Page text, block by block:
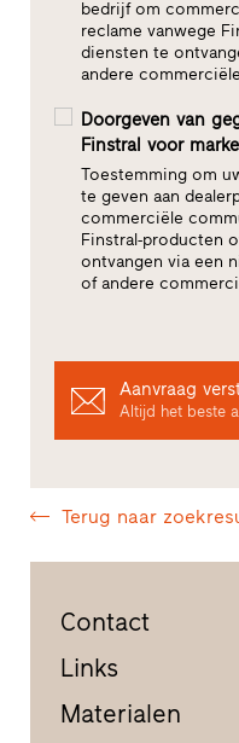
bedrijf om
reclame vanwege
diensten te
andere
Doorgeven van
Finstral voor
Toestemming om
te geven aan
commerciële
Finstral-producten
ontvangen via een
of andere
Aanvraag
Altijd het beste
Terug naar
Contact
Links
Materialen